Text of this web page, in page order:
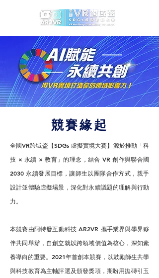
競賽緣起
全國VR跨域盃【SDGs 虛擬實境大賽】源於推動「科
技 × 永續 × 教育」的理念，結合 VR 創作與聯合國
2030 永續發展目標，讓師生以團隊合作方式，親手
設計並體驗虛擬場景，深化對永續議題的理解與行動
力。
本競賽由阿特發互動科技 AR2VR 攜手業界與學界夥
伴共同舉辦，自創立就以跨領域價值為核心，深知素
養導向的重要。2021年首創本競賽，以鼓勵師生共學
與科技教育為主軸評選及頒發獎項，期盼用拋磚引玉